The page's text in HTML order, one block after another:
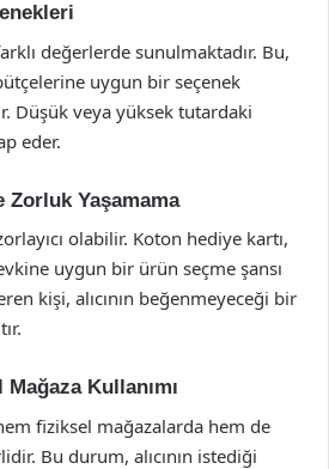
değerlerde sunulmaktadır. Bu,
uygun bir seçenek
Düşük veya yüksek tutardaki
eder.
Zorluk Yaşamama
olabilir. Koton hediye kartı,
uygun bir ürün seçme şansı
kişi, alıcının beğenmeyeceği bir
Kullanımı
fiziksel mağazalarda hem de
Bu durum, alıcının istediği